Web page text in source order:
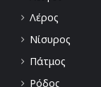
Λέρος
Νίσυρος
Πάτμος
Ρόδος